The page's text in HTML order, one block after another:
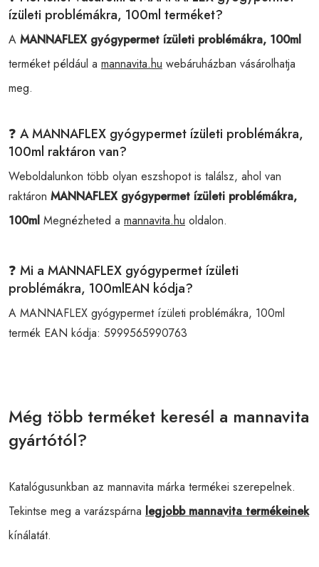
ízületi problémákra, 100ml terméket?
A MANNAFLEX gyógypermet ízületi problémákra, 100ml
terméket például a mannavita.hu webáruházban vásárolhatja
meg.
❓ A MANNAFLEX gyógypermet ízületi problémákra,
100ml raktáron van?
Weboldalunkon több olyan eszshopot is találsz, ahol van
raktáron MANNAFLEX gyógypermet ízületi problémákra,
100ml Megnézheted a mannavita.hu oldalon.
❓ Mi a MANNAFLEX gyógypermet ízületi
problémákra, 100mlEAN kódja?
A MANNAFLEX gyógypermet ízületi problémákra, 100ml
termék EAN kódja: 5999565990763
Még több terméket keresél a mannavita
gyártótól?
Katalógusunkban az mannavita márka termékei szerepelnek.
Tekintse meg a varázspárna legjobb mannavita termékeinek
kínálatát.